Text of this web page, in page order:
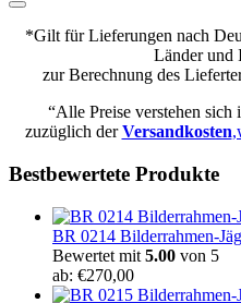
*Gilt für Lieferungen nach
Länder und
zur Berechnung des
“Alle Preise verstehen
zuzüglich derVersandkosten
Bestbewertete Produkte
BR 0214 Bilderrahmen-
Bewertet mit 5.00 von 5
ab: €270,00